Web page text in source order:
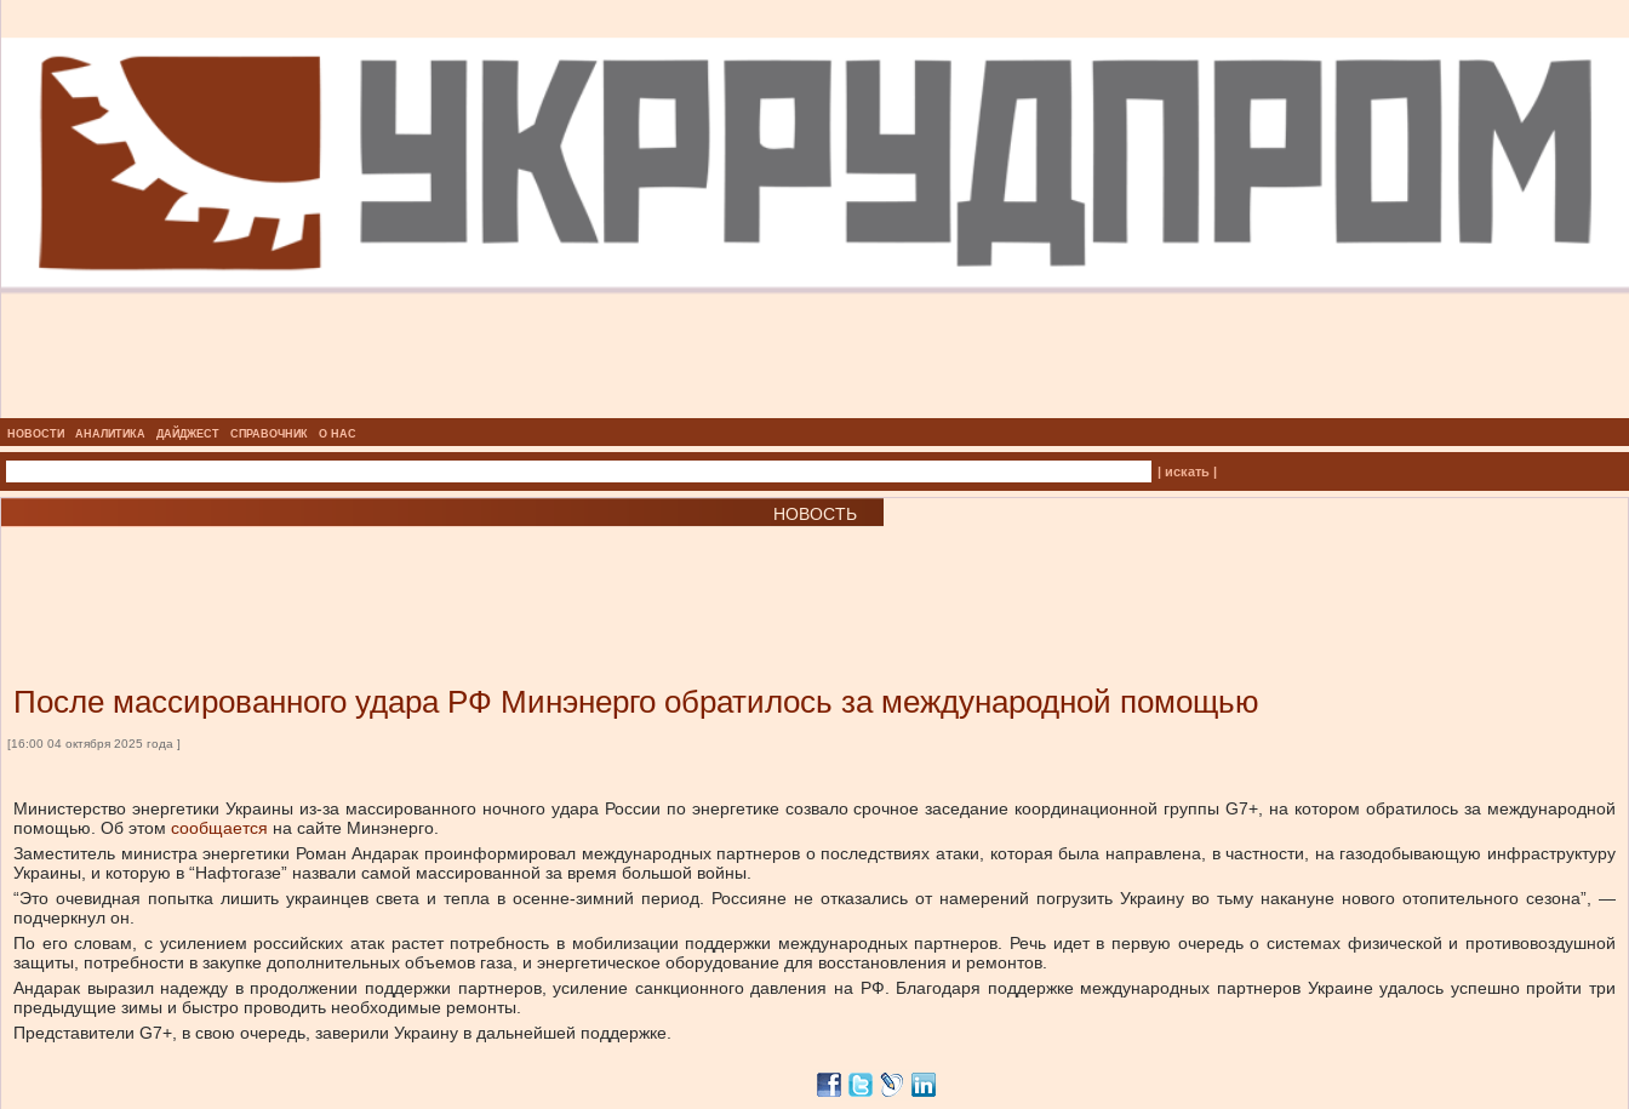
НОВОСТИ АНАЛИТИКА ДАЙДЖЕСТ СПРАВОЧНИК О НАС
| искать |
НОВОСТЬ
После массированного удара РФ Минэнерго обратилось за международной помощью
[16:00 04 октября 2025 года ]
Министерство энергетики Украины из-за массированного ночного удара России по энергетике созвало срочное заседание координационной группы G7+, на котором обратилось за международной
помощью. Об этом сообщается на сайте Минэнерго.
Заместитель министра энергетики Роман Андарак проинформировал международных партнеров о последствиях атаки, которая была направлена, в частности, на газодобывающую инфраструктуру
Украины, и которую в “Нафтогазе” назвали самой массированной за время большой войны.
“Это очевидная попытка лишить украинцев света и тепла в осенне-зимний период. Россияне не отказались от намерений погрузить Украину во тьму накануне нового отопительного сезона”, —
подчеркнул он.
По его словам, с усилением российских атак растет потребность в мобилизации поддержки международных партнеров. Речь идет в первую очередь о системах физической и противовоздушной
защиты, потребности в закупке дополнительных объемов газа, и энергетическое оборудование для восстановления и ремонтов.
Андарак выразил надежду в продолжении поддержки партнеров, усиление санкционного давления на РФ. Благодаря поддержке международных партнеров Украине удалось успешно пройти три
предыдущие зимы и быстро проводить необходимые ремонты.
Представители G7+, в свою очередь, заверили Украину в дальнейшей поддержке.